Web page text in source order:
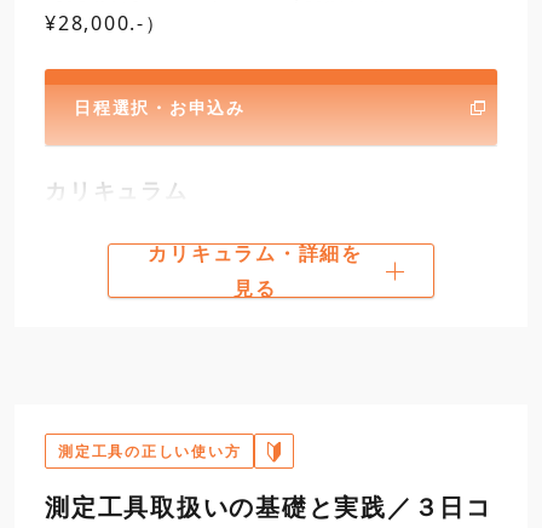
第二日 内側マイクロメータ
¥28,000.-）
日程選択・お申込み
カリキュラム
9:30
開講
12:00
1 ノギスの取扱い
カリキュラム・詳細を
見る
測定工具の正しい使い方
測定工具取扱いの基礎と実践／３日コ